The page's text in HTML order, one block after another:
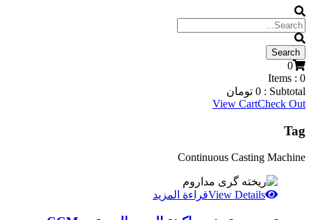
0
Items : 0
Subtotal :
0 تومان
View CartCheck Out
Tag
Continuous Casting Machine
View Detailsقراءة المزيد